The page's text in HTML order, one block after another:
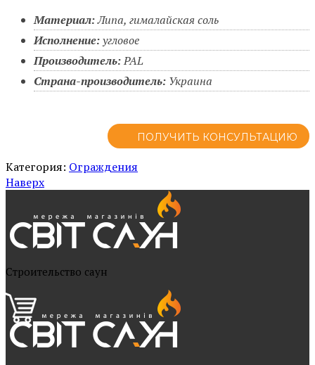
Материал:Липа, гималайская соль
Исполнение:угловое
Производитель:PAL
Страна-производитель: Украина
ПОЛУЧИТЬ КОНСУЛЬТАЦИЮ
Категория: Ограждения
Наверх
Cтроительство саун